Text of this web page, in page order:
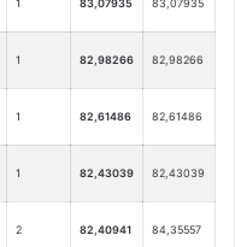
1 83,07935 83,07935
1 82,98266 82,98266
1 82,61486 82,61486
1 82,43039 82,43039
2 82,40941 84,35557